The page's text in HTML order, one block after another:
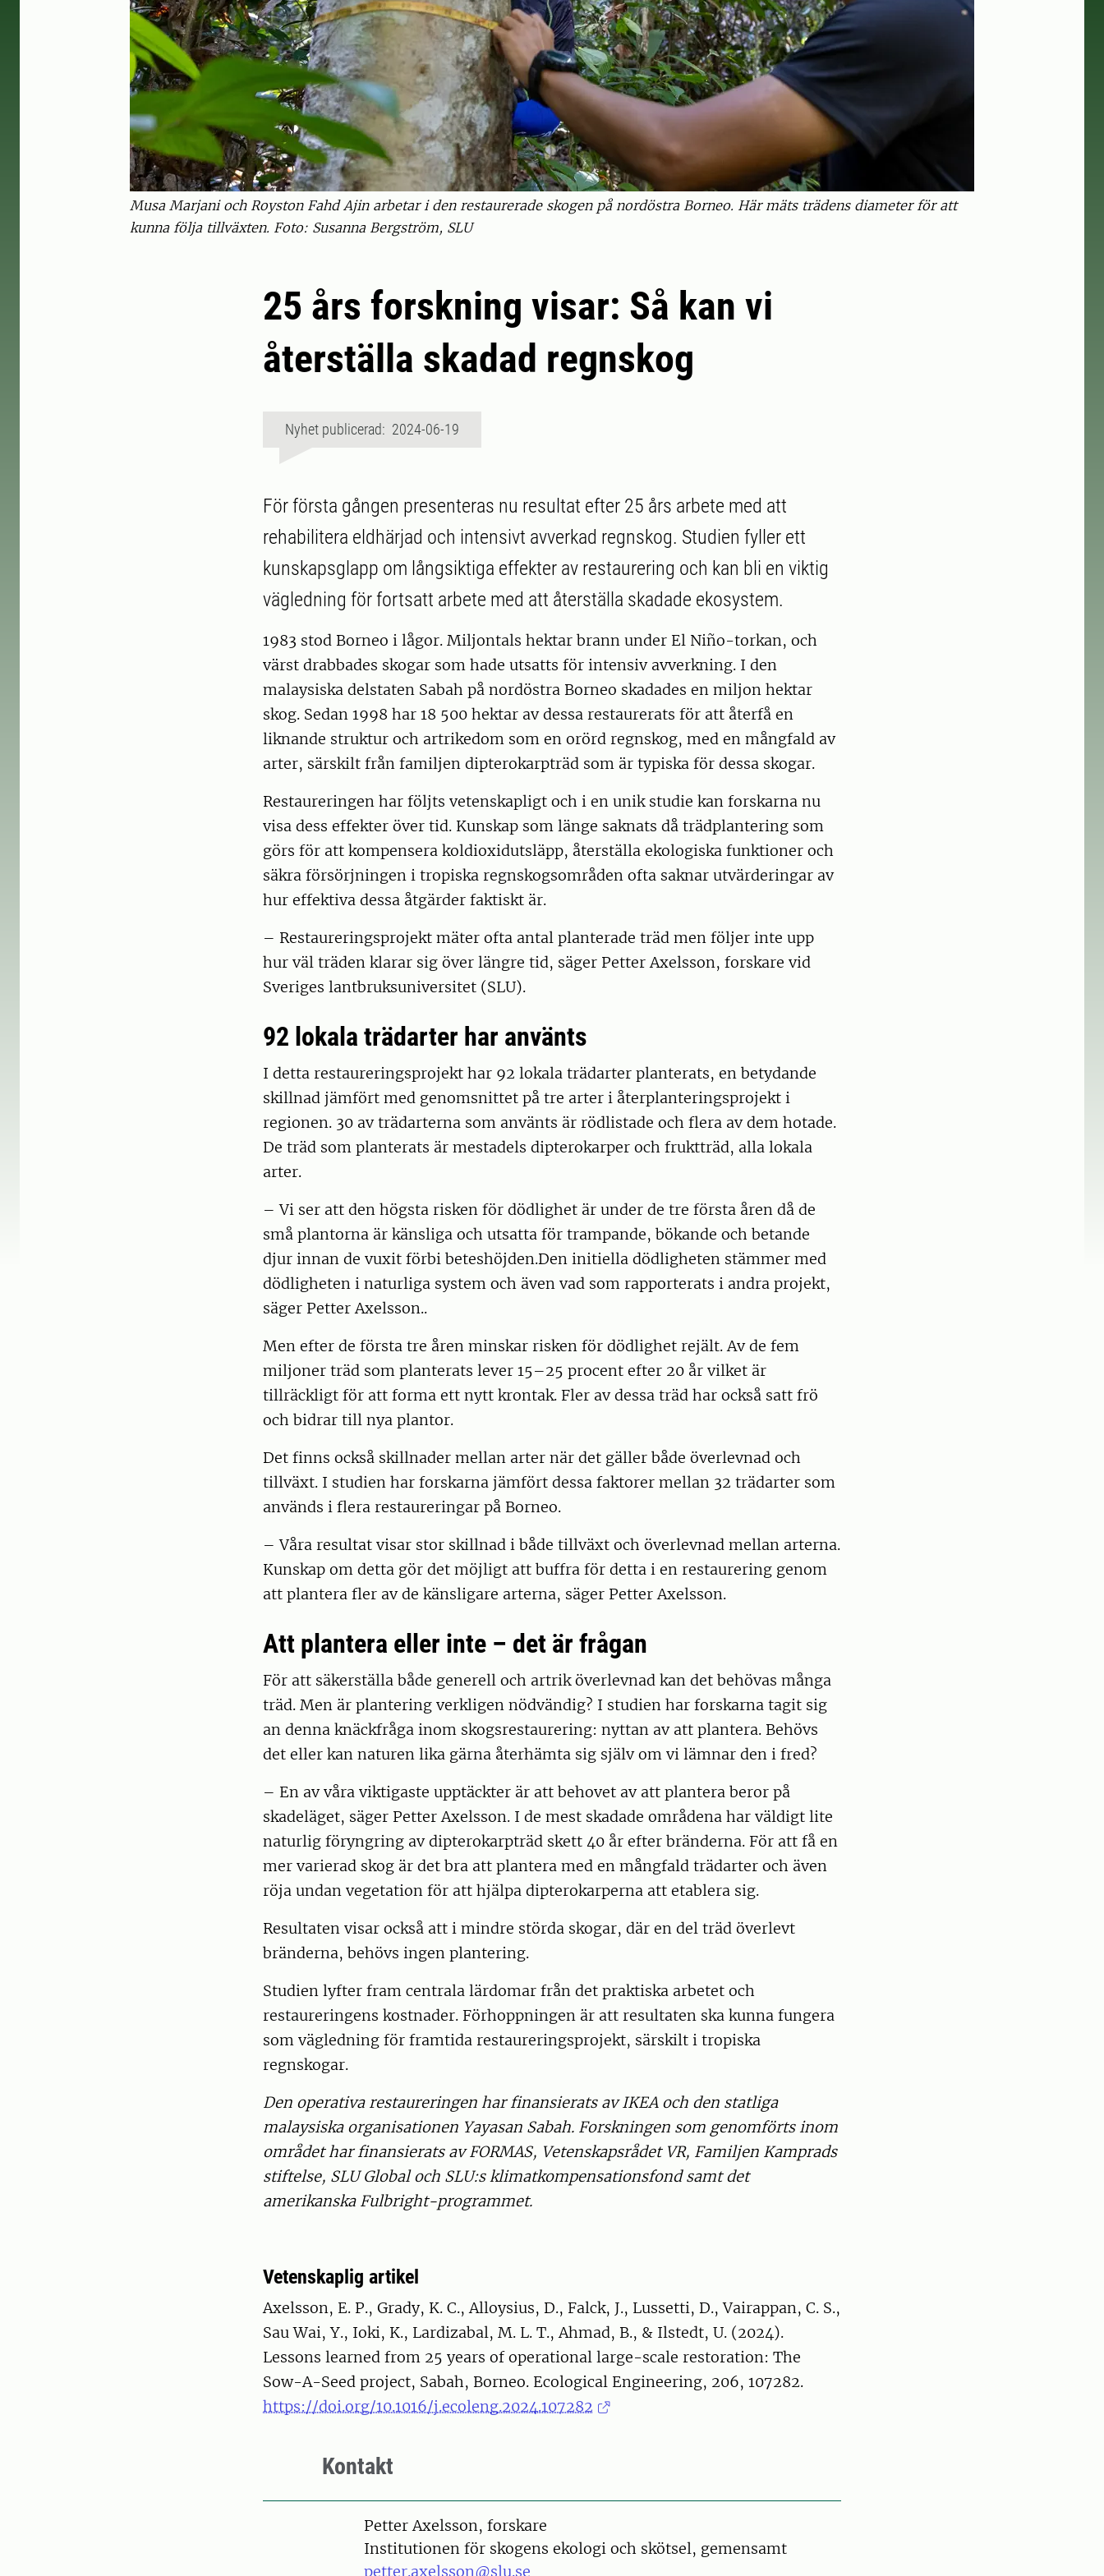
Musa Marjani och Royston Fahd Ajin arbetar i den restaurerade skogen på nordöstra Borneo. Här mäts trädens diameter för att
kunna följa tillväxten. Foto: Susanna Bergström, SLU
25 års forskning visar: Så kan vi
återställa skadad regnskog
Nyhet publicerad: 2024-06-19
För första gången presenteras nu resultat efter 25 års arbete med att
rehabilitera eldhärjad och intensivt avverkad regnskog. Studien fyller ett
kunskapsglapp om långsiktiga effekter av restaurering och kan bli en viktig
vägledning för fortsatt arbete med att återställa skadade ekosystem.
1983 stod Borneo i lågor. Miljontals hektar brann under El Niño-torkan, och
värst drabbades skogar som hade utsatts för intensiv avverkning. I den
malaysiska delstaten Sabah på nordöstra Borneo skadades en miljon hektar
skog. Sedan 1998 har 18 500 hektar av dessa restaurerats för att återfå en
liknande struktur och artrikedom som en orörd regnskog, med en mångfald av
arter, särskilt från familjen dipterokarpträd som är typiska för dessa skogar.
Restaureringen har följts vetenskapligt och i en unik studie kan forskarna nu
visa dess effekter över tid. Kunskap som länge saknats då trädplantering som
görs för att kompensera koldioxidutsläpp, återställa ekologiska funktioner och
säkra försörjningen i tropiska regnskogsområden ofta saknar utvärderingar av
hur effektiva dessa åtgärder faktiskt är.
– Restaureringsprojekt mäter ofta antal planterade träd men följer inte upp
hur väl träden klarar sig över längre tid, säger Petter Axelsson, forskare vid
Sveriges lantbruksuniversitet (SLU).
92 lokala trädarter har använts
I detta restaureringsprojekt har 92 lokala trädarter planterats, en betydande
skillnad jämfört med genomsnittet på tre arter i återplanteringsprojekt i
regionen. 30 av trädarterna som använts är rödlistade och flera av dem hotade.
De träd som planterats är mestadels dipterokarper och fruktträd, alla lokala
arter.
– Vi ser att den högsta risken för dödlighet är under de tre första åren då de
små plantorna är känsliga och utsatta för trampande, bökande och betande
djur innan de vuxit förbi beteshöjden.Den initiella dödligheten stämmer med
dödligheten i naturliga system och även vad som rapporterats i andra projekt,
säger Petter Axelsson..
Men efter de första tre åren minskar risken för dödlighet rejält. Av de fem
miljoner träd som planterats lever 15–25 procent efter 20 år vilket är
tillräckligt för att forma ett nytt krontak. Fler av dessa träd har också satt frö
och bidrar till nya plantor.
Det finns också skillnader mellan arter när det gäller både överlevnad och
tillväxt. I studien har forskarna jämfört dessa faktorer mellan 32 trädarter som
används i flera restaureringar på Borneo.
– Våra resultat visar stor skillnad i både tillväxt och överlevnad mellan arterna.
Kunskap om detta gör det möjligt att buffra för detta i en restaurering genom
att plantera fler av de känsligare arterna, säger Petter Axelsson.
Att plantera eller inte – det är frågan
För att säkerställa både generell och artrik överlevnad kan det behövas många
träd. Men är plantering verkligen nödvändig? I studien har forskarna tagit sig
an denna knäckfråga inom skogsrestaurering: nyttan av att plantera. Behövs
det eller kan naturen lika gärna återhämta sig själv om vi lämnar den i fred?
– En av våra viktigaste upptäckter är att behovet av att plantera beror på
skadeläget, säger Petter Axelsson. I de mest skadade områdena har väldigt lite
naturlig föryngring av dipterokarpträd skett 40 år efter bränderna. För att få en
mer varierad skog är det bra att plantera med en mångfald trädarter och även
röja undan vegetation för att hjälpa dipterokarperna att etablera sig.
Resultaten visar också att i mindre störda skogar, där en del träd överlevt
bränderna, behövs ingen plantering.
Studien lyfter fram centrala lärdomar från det praktiska arbetet och
restaureringens kostnader. Förhoppningen är att resultaten ska kunna fungera
som vägledning för framtida restaureringsprojekt, särskilt i tropiska
regnskogar.
Den operativa restaureringen har finansierats av IKEA och den statliga
malaysiska organisationen Yayasan Sabah. Forskningen som genomförts inom
området har finansierats av FORMAS, Vetenskapsrådet VR, Familjen Kamprads
stiftelse, SLU Global och SLU:s klimatkompensationsfond samt det
amerikanska Fulbright-programmet.
Vetenskaplig artikel
Axelsson, E. P., Grady, K. C., Alloysius, D., Falck, J., Lussetti, D., Vairappan, C. S.,
Sau Wai, Y., Ioki, K., Lardizabal, M. L. T., Ahmad, B., & Ilstedt, U. (2024).
Lessons learned from 25 years of operational large-scale restoration: The
Sow-A-Seed project, Sabah, Borneo. Ecological Engineering, 206, 107282.
https://doi.org/10.1016/j.ecoleng.2024.107282
Kontakt
PersonPetter Axelsson, forskare
Institutionen för skogens ekologi och skötsel, gemensamt
petter.axelsson@slu.se